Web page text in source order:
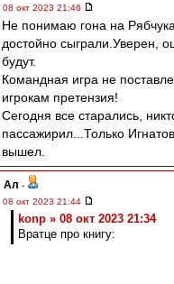
08 окт 2023 21:46
Не понимаю гона на
достойно сыграли.Уверен,
будут.
Командная игра не
игрокам претензия!
Сегодня все старались,
пассажирил...Только
вышел.
Ал -
08 окт 2023 21:44
konp » 08 окт 2023 21:34
Вратце про книгу: